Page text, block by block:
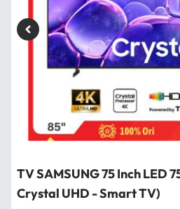
TV SAMSUNG 75 Inch LED
Crystal UHD - Smart TV)